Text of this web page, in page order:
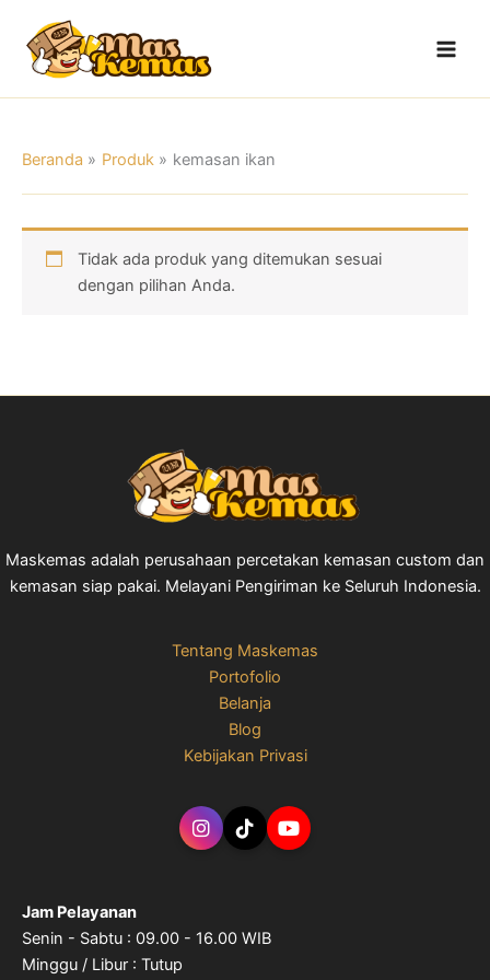
konten
Beranda Produk kemasan ikan
Tidak ada produk yang ditemukan sesuai
dengan pilihan Anda.
Maskemas adalah perusahaan percetakan kemasan custom dan
kemasan siap pakai. Melayani Pengiriman ke Seluruh Indonesia.
Tentang Maskemas
Portofolio
Belanja
Blog
Kebijakan Privasi
Jam Pelayanan
Senin - Sabtu : 09.00 - 16.00 WIB
Minggu / Libur : Tutup